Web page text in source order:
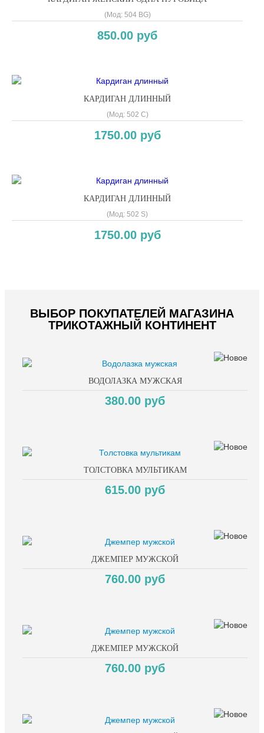
(Мод: 504 BG)
850.00 руб
КАРДИГАН ДЛИННЫЙ
(Мод: 502 C)
1750.00 руб
КАРДИГАН ДЛИННЫЙ
(Мод: 502 S)
1750.00 руб
ВЫБОР ПОКУПАТЕЛЕЙ МАГАЗИНА
ТРИКОТАЖНЫЙ КОНТИНЕНТ
ВОДОЛАЗКА МУЖСКАЯ
380.00 руб
ТОЛСТОВКА МУЛЬТИКАМ
615.00 руб
ДЖЕМПЕР МУЖСКОЙ
760.00 руб
ДЖЕМПЕР МУЖСКОЙ
760.00 руб